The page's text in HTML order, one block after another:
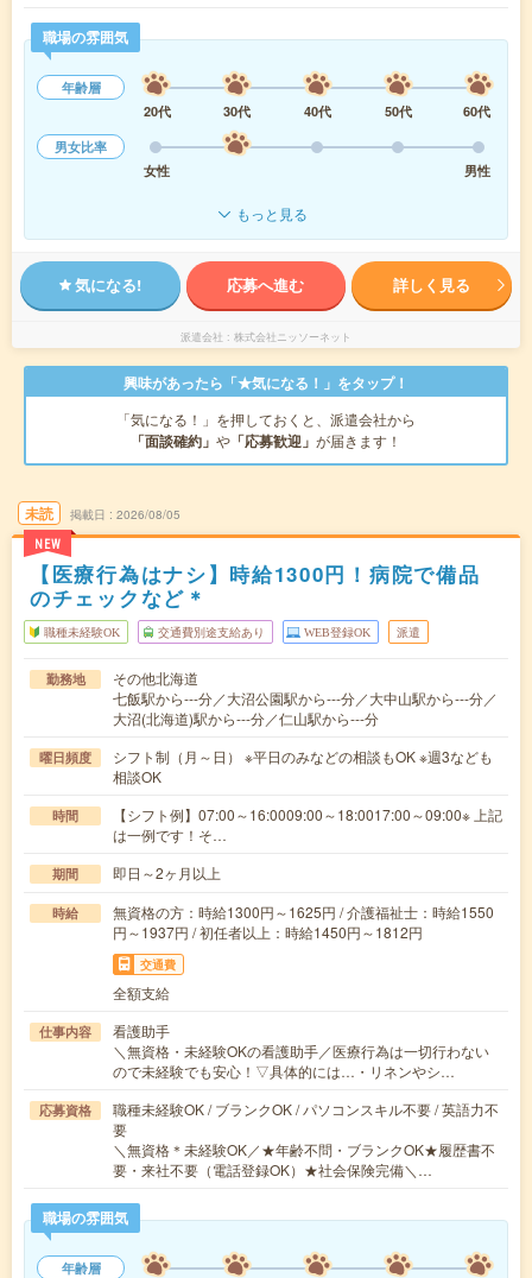
職場の雰囲気
年齢層
20代
30代 40代 50代
60代
男女比率
女性
男性
もっと見る
気になる! 応募へ進む 詳しく見る
派遣会社 株式会社ニッソーネット
興味があったら「★気になる！」をタップ！
「気になる！」を押しておくと、派遣会社から
「面談確約」 や 「応募歓迎」 が届きます！
未読
NEW
掲載日 2026/08/05
【医療行為はナシ】時給1300円！病院で備品
のチェックなど＊
職種未経験OK 交通費別途支給あり WEB登録OK 派遣
勤務地
その他北海道
七飯駅から---分／大沼公園駅から---分／大中山駅から---分／
大沼(北海道)駅から---分／仁山駅から---分
曜日頻度
シフト制（月～日） ※平日のみなどの相談もOK ※週3なども
相談OK
時間
【シフト例】07:00～16:0009:00～18:0017:00～09:00※ 上記
は一例です！そ…
期間 即日～2ヶ月以上
時給
無資格の方：時給1300円～1625円 / 介護福祉士：時給1550
円～1937円 / 初任者以上：時給1450円～1812円
交通費
全額支給
仕事内容
看護助手
＼無資格・未経験OKの看護助手／医療行為は一切行わない
ので未経験でも安心！▽具体的には…・リネンやシ…
応募資格
職種未経験OK / ブランクOK / パソコンスキル不要 / 英語力不
要
＼無資格＊未経験OK／★年齢不問・ブランクOK★履歴書不
要・来社不要（電話登録OK）★社会保険完備＼…
職場の雰囲気
年齢層